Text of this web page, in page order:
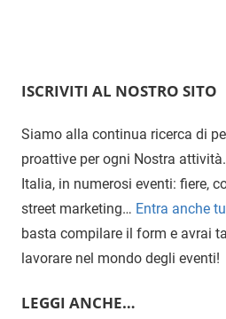
ISCRIVITI AL NOSTRO SITO
Siamo alla continua ricerca di
proattive per ogni Nostra
Italia, in numerosi eventi: fiere,
street marketing… Entra anche
basta compilare il form e avrai
lavorare nel mondo degli eventi!
LEGGI ANCHE…